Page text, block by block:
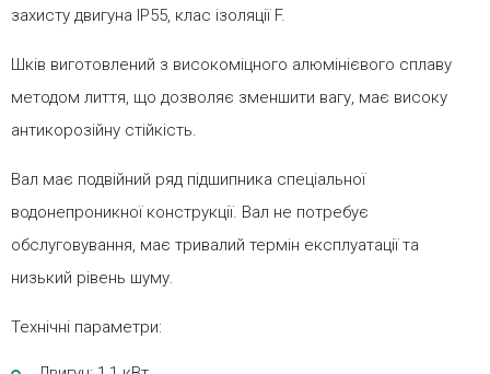
захисту двигуна IP55, клас ізоляції F.
Шків виготовлений з високоміцного алюмінієвого сплаву
методом лиття, що дозволяє зменшити вагу, має високу
антикорозійну стійкість.
Вал має подвійний ряд підшипника спеціальної
водонепроникної конструкції. Вал не потребує
обслуговування, має тривалий термін експлуатації та
низький рівень шуму.
Технічні параметри: